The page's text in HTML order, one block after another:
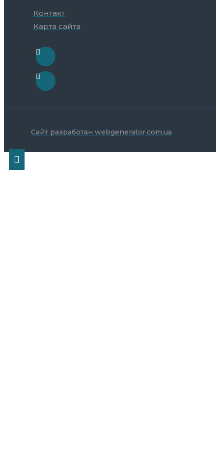
Контакт
Карта сайта
Сайт разработан webgenerator.com.ua